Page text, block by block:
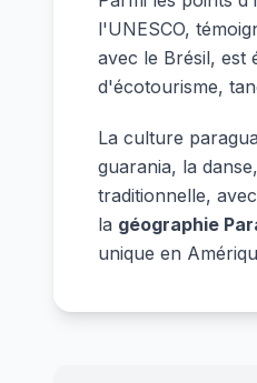
l'UNESCO,
avec le Brésil, est
d'écotourisme,
La culture
guarania, la
traditionnelle,
la géographie
unique en